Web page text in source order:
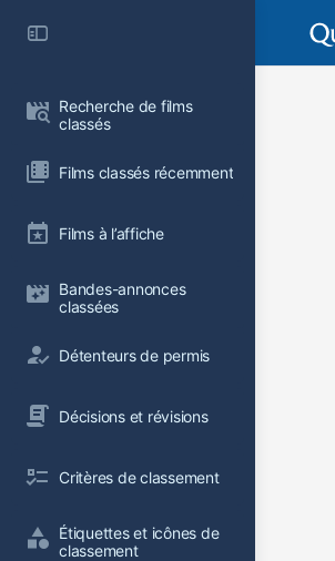
Recherche de films
classés
Films classés récemment
Films à l’affiche
Bandes-annonces
classées
Détenteurs de permis
Décisions et révisions
Critères de classement
Étiquettes et icônes de
classement